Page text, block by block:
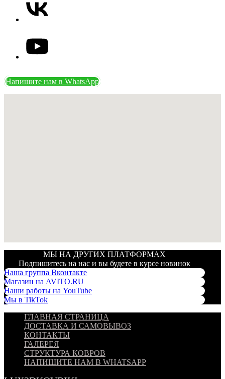
Напишите нам в WhatsApp
МЫ НА ДРУГИХ ПЛАТФОРМАХ
Подпишитесь на нас и вы будете в курсе новинок
Наша группа Вконтакте
Магазин на AVITO.RU
Наши работы на YouTube
Мы в TikTok
ГЛАВНАЯ СТРАНИЦА
ДОСТАВКА И САМОВЫВОЗ
КОНТАКТЫ
ГАЛЕРЕЯ
СТРУКТУРА КОВРОВ
НАПИШИТЕ НАМ В WHATSAPP